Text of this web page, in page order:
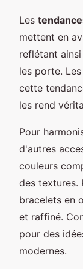
Les
mettent en
reflétant
les porte. Les
cette
les rend
Pour
d'autres
couleurs
des textures.
bracelets en
et raffiné.
pour des
modernes.